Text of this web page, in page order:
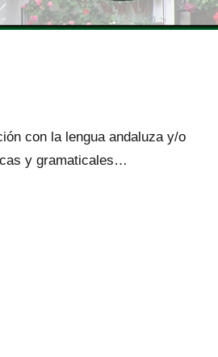
con la lengua andaluza y/o
y gramaticales…